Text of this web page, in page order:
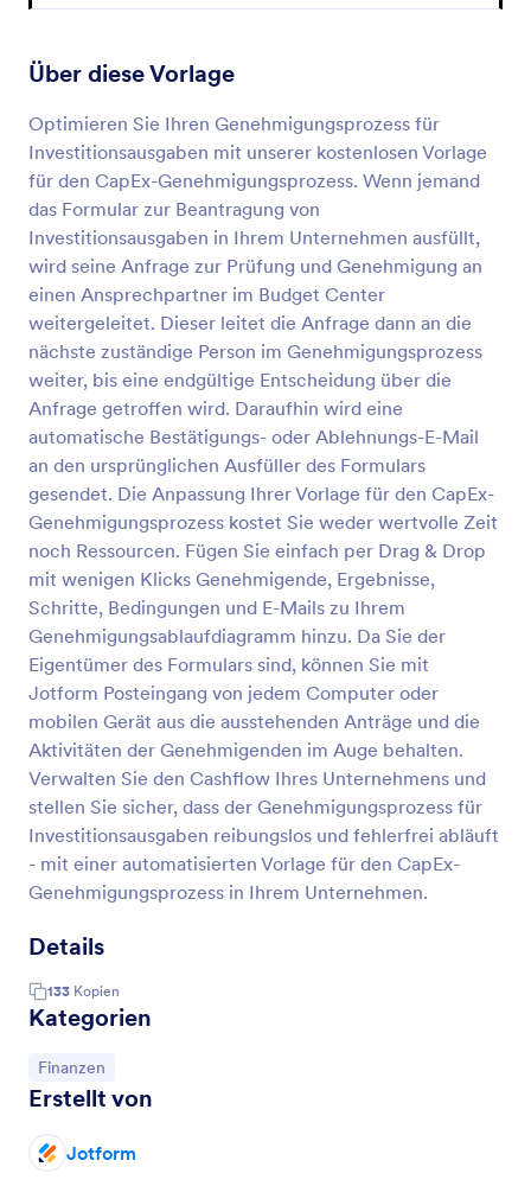
Über diese Vorlage
Optimieren Sie Ihren Genehmigungsprozess für
Investitionsausgaben mit unserer kostenlosen Vorlage
für den CapEx-Genehmigungsprozess. Wenn jemand
das Formular zur Beantragung von
Investitionsausgaben in Ihrem Unternehmen ausfüllt,
wird seine Anfrage zur Prüfung und Genehmigung an
einen Ansprechpartner im Budget Center
weitergeleitet. Dieser leitet die Anfrage dann an die
nächste zuständige Person im Genehmigungsprozess
weiter, bis eine endgültige Entscheidung über die
Anfrage getroffen wird. Daraufhin wird eine
automatische Bestätigungs- oder Ablehnungs-E-Mail
an den ursprünglichen Ausfüller des Formulars
gesendet. Die Anpassung Ihrer Vorlage für den CapEx-
Genehmigungsprozess kostet Sie weder wertvolle Zeit
noch Ressourcen. Fügen Sie einfach per Drag & Drop
mit wenigen Klicks Genehmigende, Ergebnisse,
Schritte, Bedingungen und E-Mails zu Ihrem
Genehmigungsablaufdiagramm hinzu. Da Sie der
Eigentümer des Formulars sind, können Sie mit
Jotform Posteingang von jedem Computer oder
mobilen Gerät aus die ausstehenden Anträge und die
Aktivitäten der Genehmigenden im Auge behalten.
Verwalten Sie den Cashflow Ihres Unternehmens und
stellen Sie sicher, dass der Genehmigungsprozess für
Investitionsausgaben reibungslos und fehlerfrei abläuft
- mit einer automatisierten Vorlage für den CapEx-
Genehmigungsprozess in Ihrem Unternehmen.
Details
133 Kopien
Kategorien
Zur Kategorie:
Finanzen
Erstellt von
Jotform